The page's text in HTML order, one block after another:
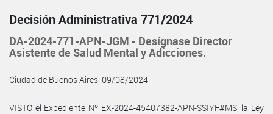
Decisión Administrativa 771/2024
DA-2024-771-APN-JGM - Desígnase Director
Asistente de Salud Mental y Adicciones.
Ciudad de Buenos Aires, 09/08/2024
VISTO el Expediente Nº EX-2024-45407382-APN-SSIYF#MS, la Ley